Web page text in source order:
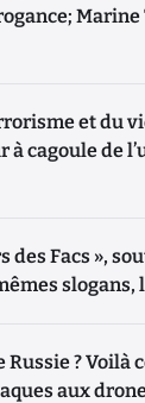
et du
à cagoule de
des Facs »,
Russie ? Voilà
aux